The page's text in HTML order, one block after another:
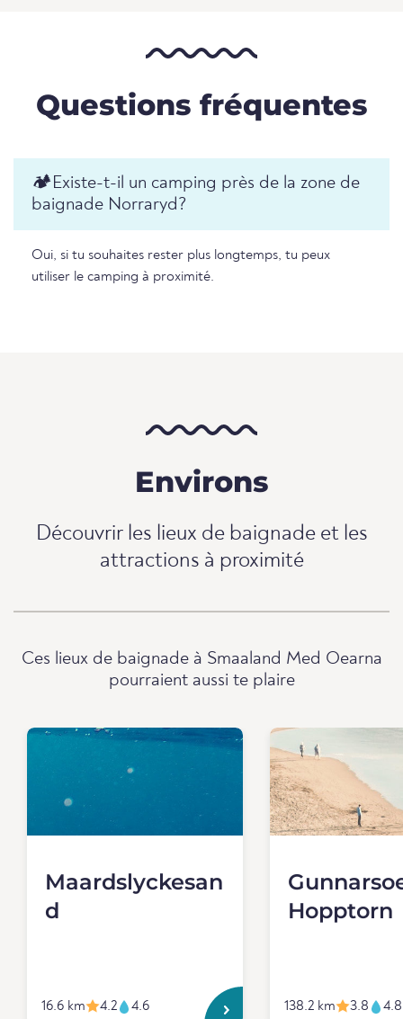
Questions fréquentes
🏕️️Existe-t-il un camping près de la zone de
baignade Norraryd?
Oui, si tu souhaites rester plus longtemps, tu peux
utiliser le camping à proximité.
Environs
Découvrir les lieux de baignade et les
attractions à proximité
Ces lieux de baignade à Smaaland Med Oearna
pourraient aussi te plaire
Maardslyckesan
d
16.6 km 4.2 4.6
Hopptorn
138.2 km 3.8 4.8